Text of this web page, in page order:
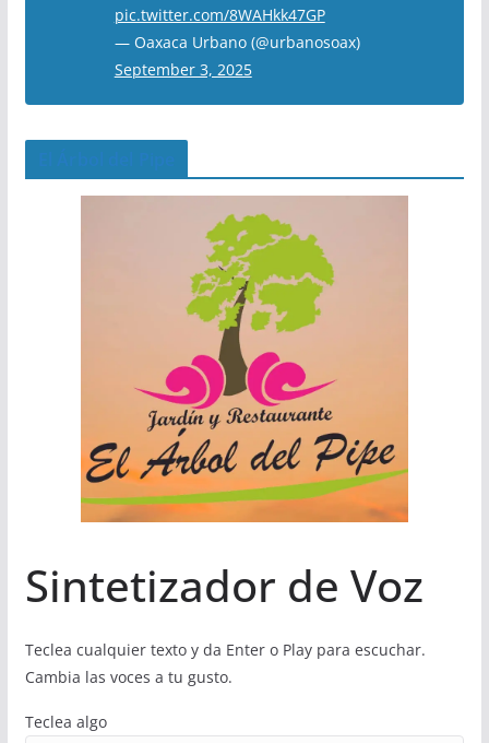
pic.twitter.com/8WAHkk47GP
— Oaxaca Urbano (@urbanosoax)
September 3, 2025
Sintetizador de Voz
Teclea cualquier texto y da Enter o Play para escuchar.
Cambia las voces a tu gusto.
Teclea algo